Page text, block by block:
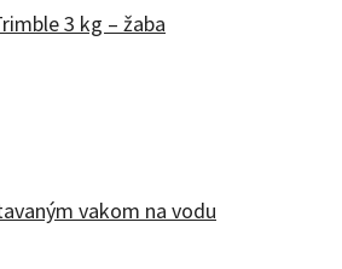
3 kg – žaba
vakom na vodu